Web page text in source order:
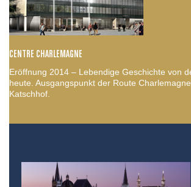
CENTRE CHARLEMAGNE
Eröffnung 2014 – Lebendige Geschichte von
heute. Ausgangspunkt der Route
Katschhof.